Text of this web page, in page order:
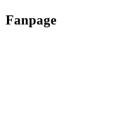
Fanpage